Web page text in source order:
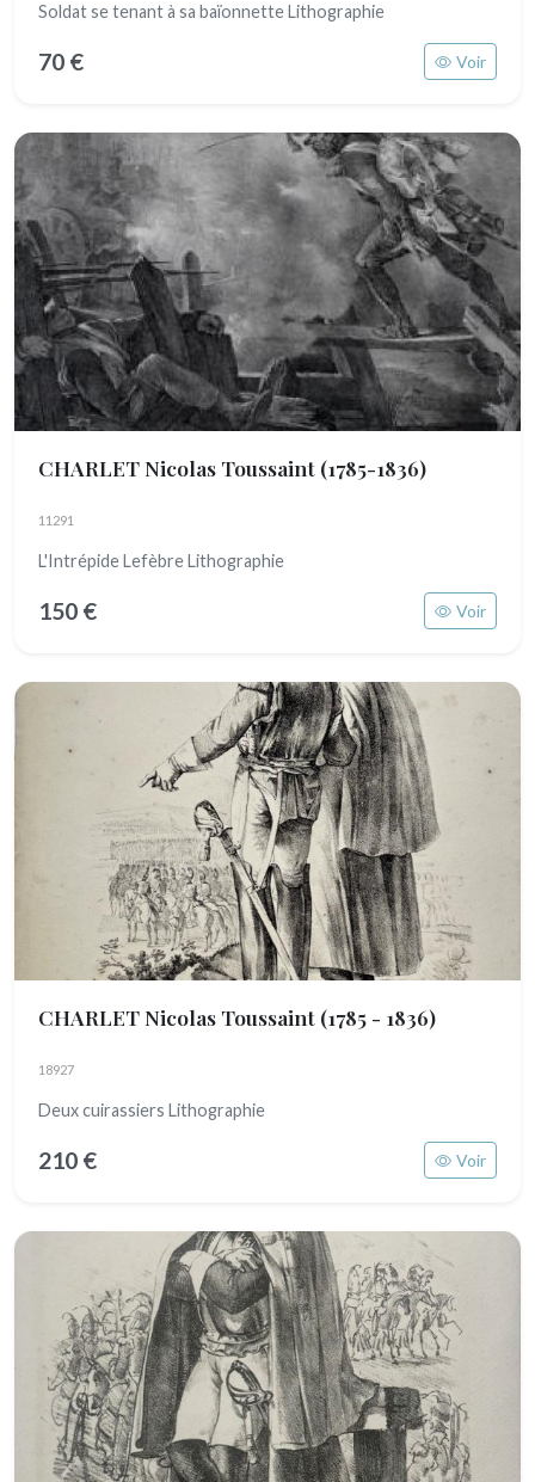
Soldat se tenant à sa baïonnette Lithographie
70 € Voir
CHARLET Nicolas Toussaint (1785-1836)
11291
L'Intrépide Lefèbre Lithographie
150 € Voir
CHARLET Nicolas Toussaint (1785 - 1836)
18927
Deux cuirassiers Lithographie
210 € Voir